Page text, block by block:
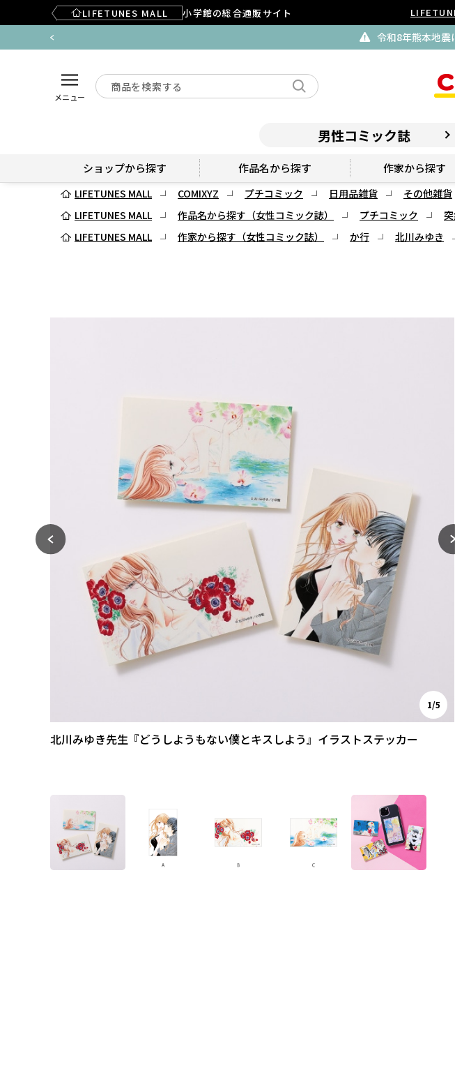
LIFETUNES MALL 小学館の総合通販サイト
令和8年熊本地震
メニュー
男性コミック誌
ショップから探す 作品名から探す 作家から探す
LIFETUNES MALL COMIXYZ プチコミック 日用品雑貨 その他雑貨
LIFETUNES MALL
作品名から探す（女性コミック誌） プチコミック
LIFETUNES MALL
作家から探す（女性コミック誌） か行 北川みゆき
北川みゆき先生『どうしようもない僕とキスしよう』イラストステッカー
1/5